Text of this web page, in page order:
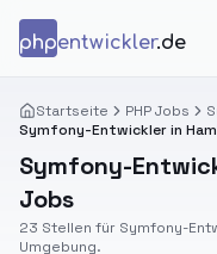
phpentwickler.de
Startseite PHP Jobs
Symfony-Entwickler in
Symfony-
Jobs
23 Stellen für Symfony-
Umgebung.